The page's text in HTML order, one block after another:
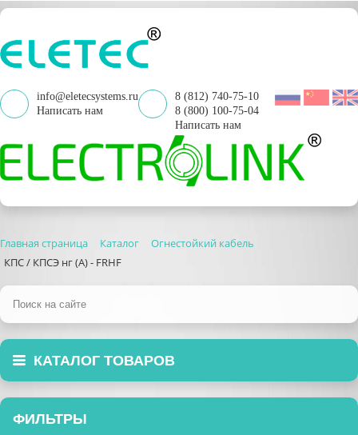
info@eletecsystems.ru
Написать нам
8 (812) 740-75-10
8 (800) 100-75-04
Написать нам
Главная страница Каталог
Огнестойкий кабель
КПС / КПСЭ нг (А) - FRHF
КАТАЛОГ ТОВАРОВ
ФИЛЬТРЫ